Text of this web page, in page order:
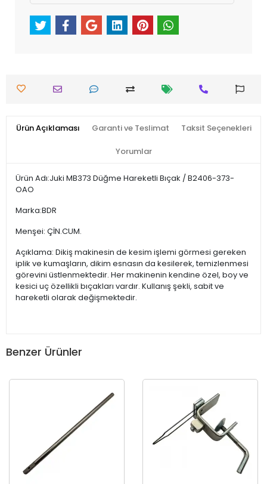
Ürün Açıklaması Garanti ve Teslimat Taksit Seçenekleri
Yorumlar
Ürün Adı:Juki MB373 Düğme Hareketli Bıçak / B2406-373-
OAO
Marka:BDR
Menşei: ÇİN.CUM.
Açıklama: Dikiş makinesin de kesim işlemi görmesi gereken
iplik ve kumaşların, dikim esnasın da kesilerek, temizlenmesi
görevini üstlenmektedir. Her makinenin kendine özel, boy ve
kesici uç özellikli bıçakları vardır. Kullanış şekli, sabit ve
hareketli olarak değişmektedir.
Benzer Ürünler